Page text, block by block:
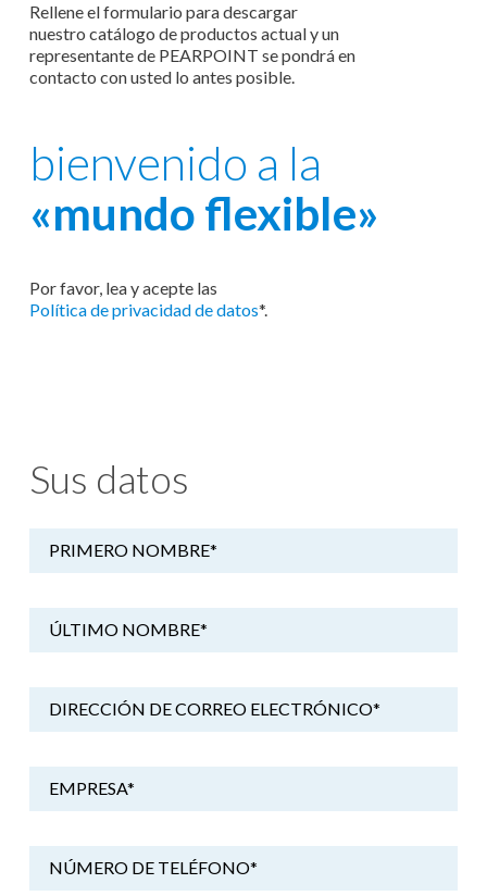
Rellene el formulario para descargar
nuestro catálogo de productos actual y un
representante de PEARPOINT se pondrá en
contacto con usted lo antes posible.
bienvenido a la
«mundo flexible»
Por favor, lea y acepte las
Política de privacidad de datos*.
Sus datos
PRIMERO NOMBRE*
ÚLTIMO NOMBRE*
DIRECCIÓN DE CORREO ELECTRÓNICO*
EMPRESA*
NÚMERO DE TELÉFONO*